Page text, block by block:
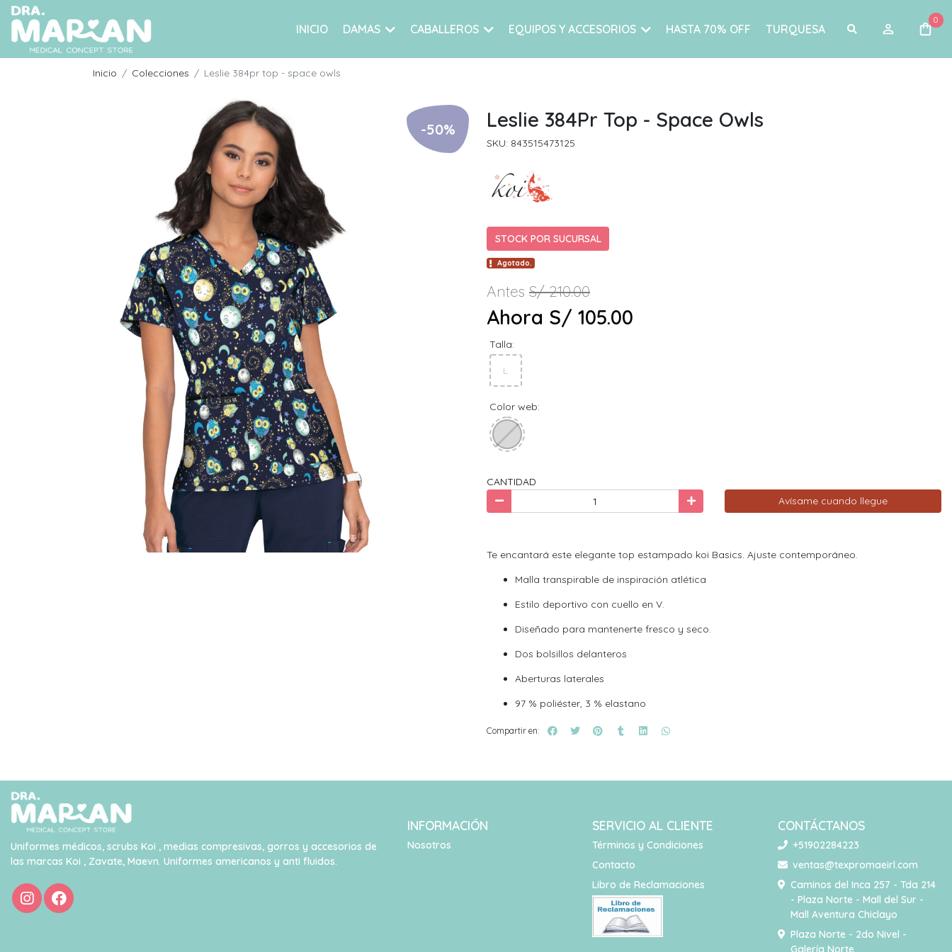
INICIO DAMAS CABALLEROS EQUIPOS Y ACCESORIOS HASTA 70% OFF TURQUESA
0
Inicio Colecciones Leslie 384pr top - space owls
-50% Leslie 384Pr Top - Space Owls
SKU: 843515473125
STOCK POR SUCURSAL
Agotado.
Antes S/ 210.00
Ahora S/ 105.00
Talla:
L
Color web:
CANTIDAD
Avísame cuando llegue
Te encantará este elegante top estampado koi Basics. Ajuste contemporáneo.
Malla transpirable de inspiración atlética
Estilo deportivo con cuello en V.
Diseñado para mantenerte fresco y seco.
Dos bolsillos delanteros
Aberturas laterales
97 % poliéster, 3 % elastano
Compartir en:
Uniformes médicos, scrubs Koi , medias compresivas, gorros y accesorios de
las marcas Koi , Zavate, Maevn. Uniformes americanos y anti fluidos.
INFORMACIÓN
Nosotros
SERVICIO AL CLIENTE
Términos y Condiciones
Contacto
Libro de Reclamaciones
CONTÁCTANOS
+51902284223
ventas@texpromaeirl.com
Caminos del Inca 257 - Tda 214
- Plaza Norte - Mall del Sur -
Mall Aventura Chiclayo
Plaza Norte - 2do Nivel -
Galería Norte